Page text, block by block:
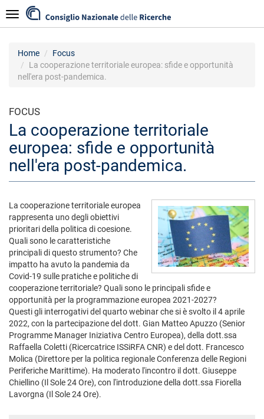
al
contenuto
Navigazione
Home
Focus
La cooperazione territoriale europea: sfide e opportunità
nell'era post-pandemica.
FOCUS
La cooperazione territoriale
europea: sfide e opportunità
nell'era post-pandemica.
La cooperazione territoriale europea
rappresenta uno degli obiettivi
prioritari della politica di coesione.
Quali sono le caratteristiche
principali di questo strumento? Che
impatto ha avuto la pandemia da
Covid-19 sulle pratiche e politiche di
cooperazione territoriale? Quali sono le principali sfide e
opportunità per la programmazione europea 2021-2027?
Questi gli interrogativi del quarto webinar che si è svolto il 4 aprile
2022, con la partecipazione del dott. Gian Matteo Apuzzo (Senior
Programme Manager Iniziativa Centro Europea), della dott.ssa
Raffaella Coletti (Ricercatrice ISSiRFA CNR) e del dott. Francesco
Molica (Direttore per la politica regionale Conferenza delle Regioni
Periferiche Marittime). Ha moderato l'incontro il dott. Giuseppe
Chiellino (Il Sole 24 Ore), con l'introduzione della dott.ssa Fiorella
Lavorgna (Il Sole 24 Ore).